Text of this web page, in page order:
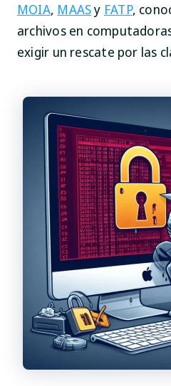
MOIA, MAASy FATP,
archivos en
exigir un rescate por las